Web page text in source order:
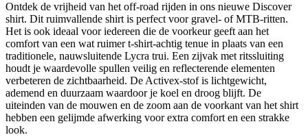
Ontdek de vrijheid van het off-road rijden in ons nieuwe Discover
shirt. Dit ruimvallende shirt is perfect voor gravel- of MTB-ritten.
Het is ook ideaal voor iedereen die de voorkeur geeft aan het
comfort van een wat ruimer t-shirt-achtig tenue in plaats van een
traditionele, nauwsluitende Lycra trui. Een zijvak met ritssluiting
houdt je waardevolle spullen veilig en reflecterende elementen
verbeteren de zichtbaarheid. De Activex-stof is lichtgewicht,
ademend en duurzaam waardoor je koel en droog blijft. De
uiteinden van de mouwen en de zoom aan de voorkant van het shirt
hebben een gelijmde afwerking voor extra comfort en een strakke
look.